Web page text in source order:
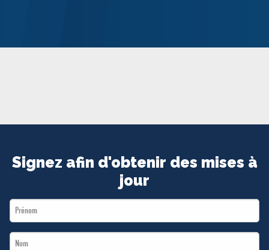
ADHÉREZ
Signez afin d'obtenir des mises à
jour
First
Name
Last